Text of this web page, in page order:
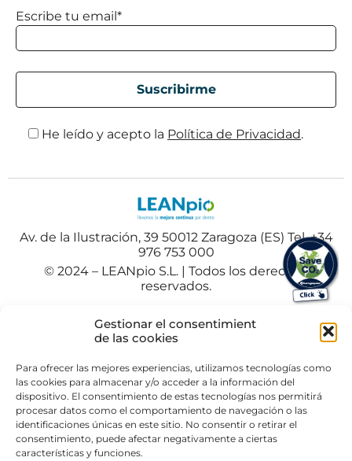
Gestionar el consentimient
de las cookies
Para ofrecer las mejores experiencias, utilizamos tecnologías como
las cookies para almacenar y/o acceder a la información del
dispositivo. El consentimiento de estas tecnologías nos permitirá
procesar datos como el comportamiento de navegación o las
identificaciones únicas en este sitio. No consentir o retirar el
consentimiento, puede afectar negativamente a ciertas
características y funciones.
Escribe tu email*
He leído y acepto la Política de Privacidad.
Av. de la Ilustración, 39 50012 Zaragoza (ES) Tel. +34
976 753 000
© 2024 – LEANpio S.L. | Todos los derechos
reservados.
Español Polski(Polaco
Portuguese